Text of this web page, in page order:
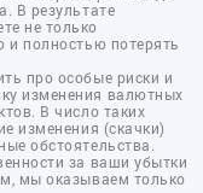
В результате
не только
и полностью потерять
про особые риски и
изменения валютных
В число таких
изменения (скачки)
обстоятельства.
за ваши убытки
мы оказываем только